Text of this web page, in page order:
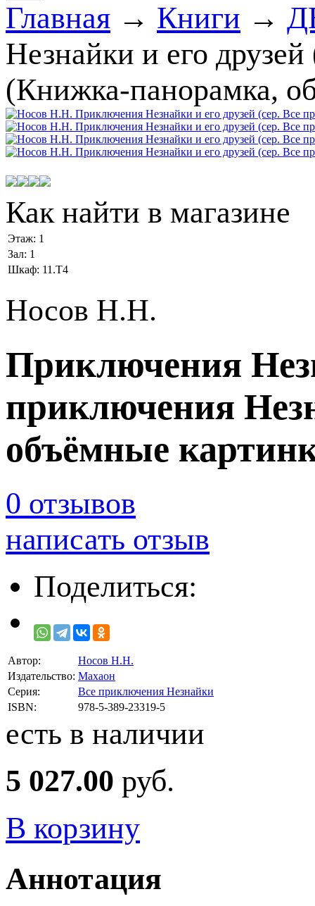
Главная → Книги →
Незнайки и его
(Книжка-панорамка,
Как найти в магазине
Этаж: 1
Зал: 1
Шкаф: 11.Т4
Носов Н.Н.
Приключения
приключения
объёмные
0 отзывов
написать отзыв
Поделиться:
Автор:
Носов Н.Н.
Издательство: Махаон
Серия:
Все приключения Незнайки
ISBN:
978-5-389-23319-5
есть в наличии
5 027.00 руб.
В корзину
Аннотация